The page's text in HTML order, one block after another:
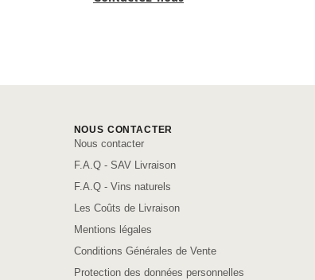
NOUS CONTACTER
Nous contacter
F.A.Q - SAV Livraison
F.A.Q - Vins naturels
Les Coûts de Livraison
Mentions légales
Conditions Générales de Vente
Protection des données personnelles